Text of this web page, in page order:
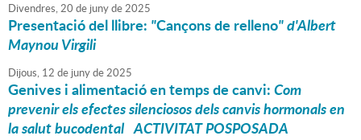
Divendres,20 de junyde2025
Presentació del llibre: "Cançons de relleno" d'Albert
Maynou Virgili
Dijous, 12 de junyde2025
Genives i alimentació en temps de canvi:Com
prevenir els efectes silenciosos dels canvis hormonals en
la salut bucodentalACTIVITAT POSPOSADA